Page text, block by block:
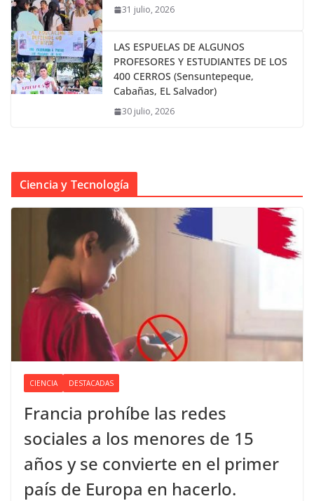
31 julio, 2026
LAS ESPUELAS DE ALGUNOS
PROFESORES Y ESTUDIANTES DE LOS
400 CERROS (Sensuntepeque,
Cabañas, EL Salvador)
30 julio, 2026
Ciencia y Tecnología
CIENCIA DESTACADAS
Francia prohíbe las redes
sociales a los menores de 15
años y se convierte en el primer
país de Europa en hacerlo.